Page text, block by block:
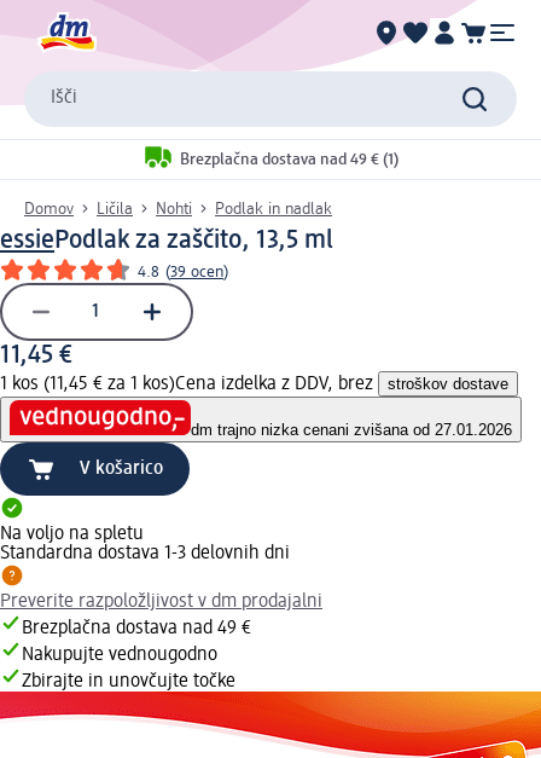
Išči
Brezplačna dostava nad 49 € (1)
Domov Ličila Nohti Podlak in nadlak
essiePodlak za zaščito, 13,5 ml
4.8 (39 ocen)
11,45 €
1 kos (11,45 € za 1 kos)Cena izdelka z DDV, brez stroškov dostave
dm trajno nizka cenani zvišana od 27.01.2026
V košarico
Na voljo na spletu
Standardna dostava 1-3 delovnih dni
Preverite razpoložljivost v dm prodajalni
Brezplačna dostava nad 49 €
Nakupujte vednougodno
Zbirajte in unovčujte točke